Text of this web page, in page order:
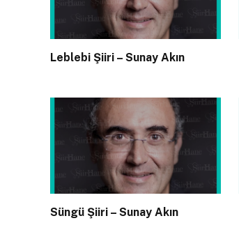
Leblebi Şiiri – Sunay Akın
Süngü Şiiri – Sunay Akın